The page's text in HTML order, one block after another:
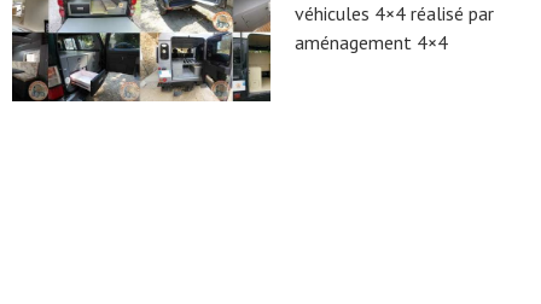
véhicules 4×4 réalisé par
aménagement 4×4